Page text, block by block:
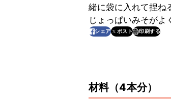
緒に袋に入れて捏ね
じょっぱいみそがよ
シェア ポスト 印刷する
材料（4本分）